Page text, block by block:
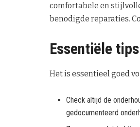
comfortabele en
benodigde reparaties.
Essentiële
Het is essentieel goed
Check altijd de
gedocumenteerd